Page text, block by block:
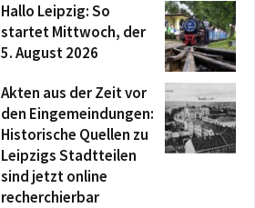
Hallo Leipzig: So
startet Mittwoch, der
5. August 2026
Akten aus der Zeit vor
den Eingemeindungen:
Historische Quellen zu
Leipzigs Stadtteilen
sind jetzt online
recherchierbar